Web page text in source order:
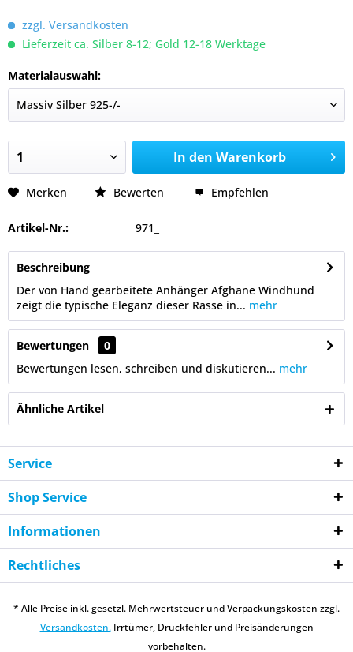
zzgl. Versandkosten
Lieferzeit ca. Silber 8-12; Gold 12-18 Werktage
Materialauswahl:
In den Warenkorb
Merken Bewerten Empfehlen
Artikel-Nr.: 971_
Beschreibung
Der von Hand gearbeitete Anhänger Afghane Windhund
zeigt die typische Eleganz dieser Rasse in... mehr
Bewertungen
0
Bewertungen lesen, schreiben und diskutieren... mehr
Ähnliche Artikel
Service
Shop Service
Informationen
Rechtliches
* Alle Preise inkl. gesetzl. Mehrwertsteuer und Verpackungskosten zzgl.
Versandkosten.Irrtümer, Druckfehler und Preisänderungen
vorbehalten.